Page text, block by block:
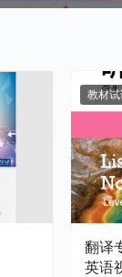
教材
翻译
英语